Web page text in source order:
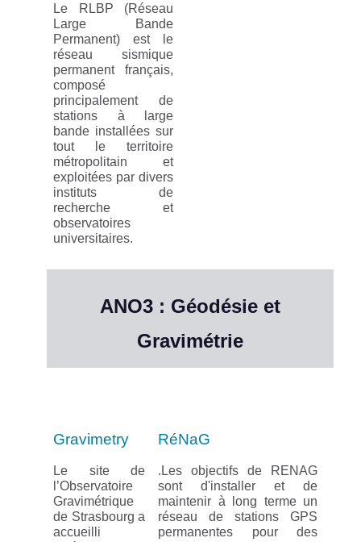
Le RLBP (Réseau
Large Bande
Permanent) est le
réseau sismique
permanent français,
composé
principalement de
stations à large
bande installées sur
tout le territoire
métropolitain et
exploitées par divers
instituts de
recherche et
observatoires
universitaires.
ANO3 : Géodésie et
Gravimétrie
Gravimetry
Le site de
l’Observatoire
Gravimétrique
de Strasbourg a
accueilli
RéNaG
.Les objectifs de RENAG
sont d'installer et de
maintenir à long terme un
réseau de stations GPS
permanentes pour des